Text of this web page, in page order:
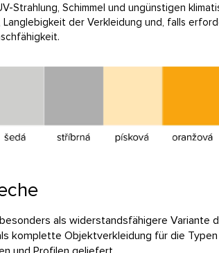
Strahlung, Schimmel und ungünstigen
der Verkleidung und, falls
als widerstandsfähigere Variante
komplette Objektverkleidung für die